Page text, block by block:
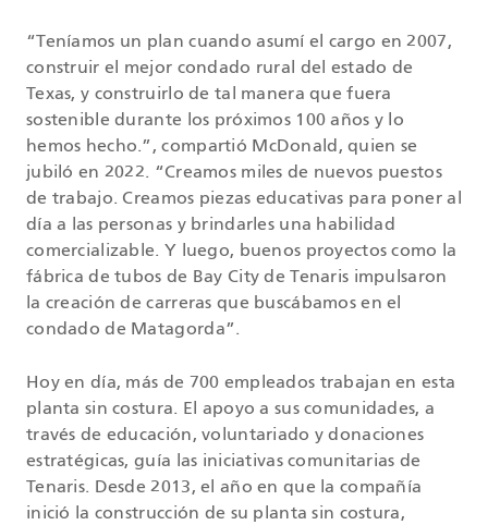
“Teníamos un plan cuando asumí el cargo en 2007,
construir el mejor condado rural del estado de
Texas, y construirlo de tal manera que fuera
sostenible durante los próximos 100 años y lo
hemos hecho.”, compartió McDonald, quien se
jubiló en 2022. “Creamos miles de nuevos puestos
de trabajo. Creamos piezas educativas para poner al
día a las personas y brindarles una habilidad
comercializable. Y luego, buenos proyectos como la
fábrica de tubos de Bay City de Tenaris impulsaron
la creación de carreras que buscábamos en el
condado de Matagorda”.
Hoy en día, más de 700 empleados trabajan en esta
planta sin costura. El apoyo a sus comunidades, a
través de educación, voluntariado y donaciones
estratégicas, guía las iniciativas comunitarias de
Tenaris. Desde 2013, el año en que la compañía
inició la construcción de su planta sin costura,